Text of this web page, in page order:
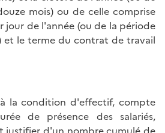
mois) ou de celle comprise
jour de l'année (ou de la période
et le terme du contrat de travail
la condition d'effectif, compte
de présence des salariés,